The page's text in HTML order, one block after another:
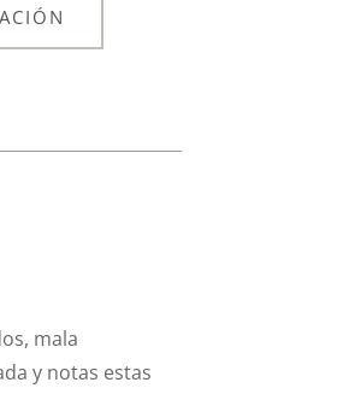
mala
y notas estas